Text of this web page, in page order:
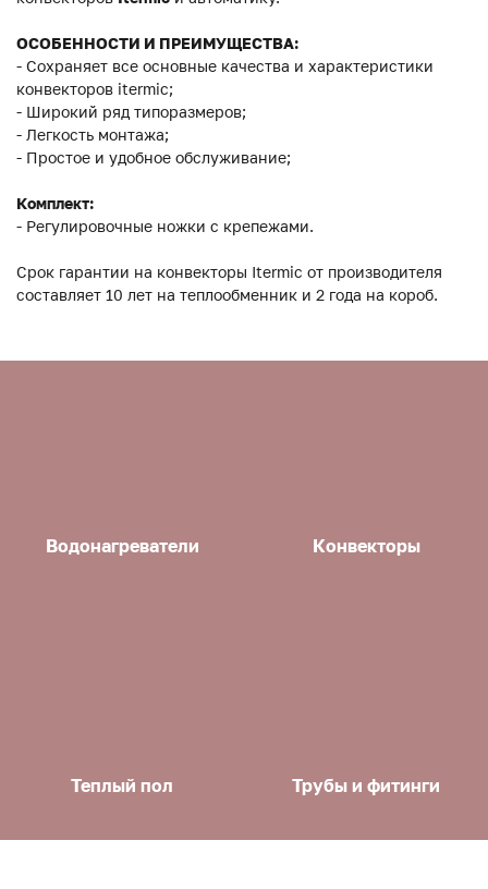
ОСОБЕННОСТИ И ПРЕИМУЩЕСТВА:
- Сохраняет все основные качества и характеристики
конвекторов itermic;
- Широкий ряд типоразмеров;
- Легкость монтажа;
- Простое и удобное обслуживание;
Комплект:
- Регулировочные ножки с крепежами.
Срок гарантии на конвекторы Itermic от производителя
составляет 10 лет на теплообменник и 2 года на короб.
Водонагреватели Конвекторы
Теплый пол Трубы и фитинги